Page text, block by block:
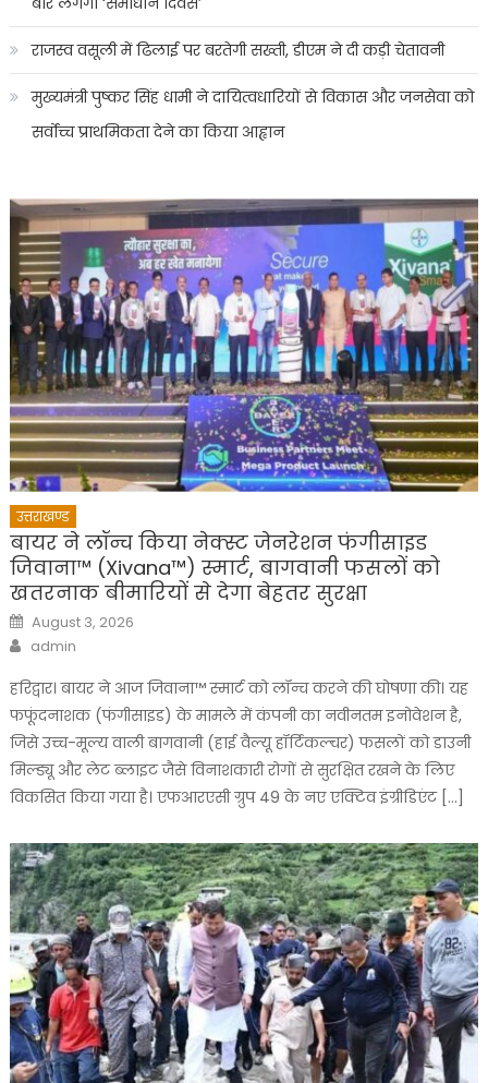
राजस्व वसूली में ढिलाई पर बरतेगी सख्ती, डीएम ने दी कड़ी चेतावनी
मुख्यमंत्री पुष्कर सिंह धामी ने दायित्वधारियों से विकास और जनसेवा को
सर्वोच्च प्राथमिकता देने का किया आह्वान
उत्तराखण्ड
बायर ने लॉन्च किया नेक्स्ट जेनरेशन फंगीसाइड
जिवाना™️ (Xivana™️) स्मार्ट, बागवानी फसलों को
खतरनाक बीमारियों से देगा बेहतर सुरक्षा
Posted
on
August 3, 2026
Author
admin
हरिद्वार। बायर ने आज जिवाना™️ स्मार्ट को लॉन्च करने की घोषणा की। यह
फफूंदनाशक (फंगीसाइड) के मामले में कंपनी का नवीनतम इनोवेशन है,
जिसे उच्च-मूल्य वाली बागवानी (हाई वैल्यू हॉर्टिकल्चर) फसलों को डाउनी
मिल्ड्यू और लेट ब्लाइट जैसे विनाशकारी रोगों से सुरक्षित रखने के लिए
विकसित किया गया है। एफआरएसी ग्रुप 49 के नए एक्टिव इंग्रीडिएंट […]